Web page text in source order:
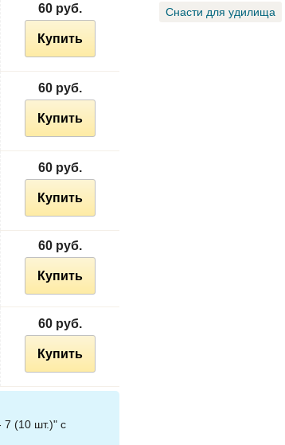
60 руб.
Купить
60 руб.
Купить
60 руб.
Купить
60 руб.
Купить
60 руб.
Купить
7 (10 шт.)" с
Снасти для удилища